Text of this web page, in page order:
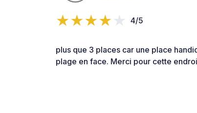
4/5
plus que 3 places car une place
plage en face. Merci pour cette